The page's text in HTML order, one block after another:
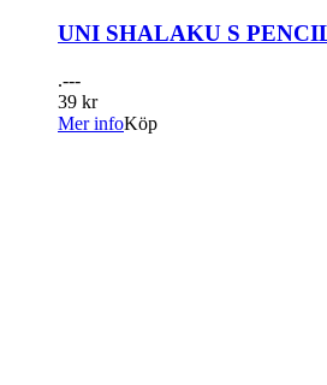
UNI SHALAKU S
.---
39 kr
Mer infoKöp